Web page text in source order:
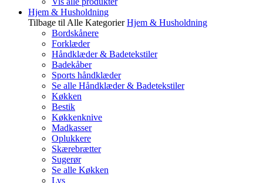
Hjem & Husholdning
Tilbage til Alle Kategorier Hjem & Husholdning
Bordskånere
Forklæder
Håndklæder & Badetekstiler
Badekåber
Sports håndklæder
Se alle Håndklæder & Badetekstiler
Køkken
Bestik
Køkkenknive
Madkasser
Oplukkere
Skærebrætter
Sugerør
Se alle Køkken
Lys